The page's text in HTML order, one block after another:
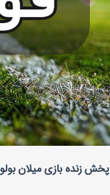
پخش زنده بازی میلان بولونیا